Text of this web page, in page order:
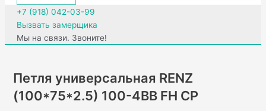
+7 (918) 042-03-99
Вызвать замерщика
Мы на связи. Звоните!
Петля универсальная RENZ
(100*75*2.5) 100-4BB FH CP
100-
4BB
FH
CP